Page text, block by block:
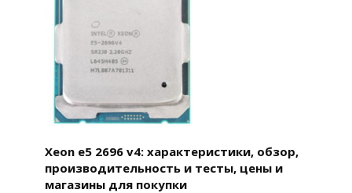
Xeon e5 2696 v4: характеристики, обзор,
производительность и тесты, цены и
магазины для покупки